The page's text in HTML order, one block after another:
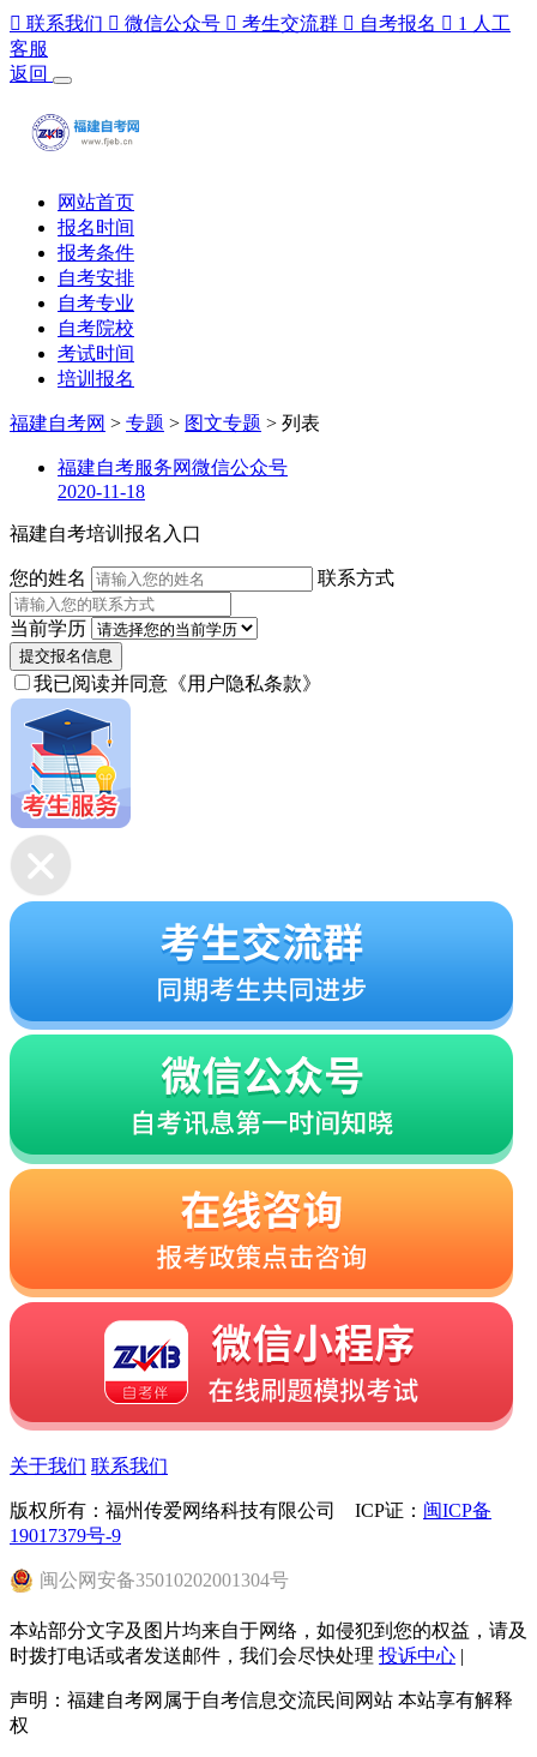
 联系我们  微信公众号  考生交流群  自考报名  1 人工
客服
返回
网站首页
报名时间
报考条件
自考安排
自考专业
自考院校
考试时间
培训报名
福建自考网 > 专题 > 图文专题 > 列表
福建自考服务网微信公众号
2020-11-18
福建自考培训报名入口
您的姓名 联系方式
当前学历
提交报名信息
我已阅读并同意 《用户隐私条款》
关于我们 联系我们
版权所有：福州传爱网络科技有限公司 ICP证： 闽ICP备
19017379号-9
闽公网安备35010202001304号
本站部分文字及图片均来自于网络，如侵犯到您的权益，请及
时拨打电话或者发送邮件，我们会尽快处理 投诉中心 |
声明：福建自考网属于自考信息交流民间网站 本站享有解释
权